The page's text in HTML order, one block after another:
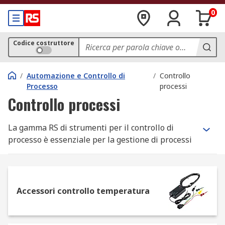
0
Codice costruttore
/ Automazione e Controllo di
Processo
/ Controllo
processi
Controllo processi
La gamma RS di strumenti per il controllo di
processo è essenziale per la gestione di processi
accurati, come quelli che offriamo nel nostro
catalogo online, sono infatti una parte essenziale
di qualsiasi soluzione che garantisca il controllo
Accessori controllo temperatura